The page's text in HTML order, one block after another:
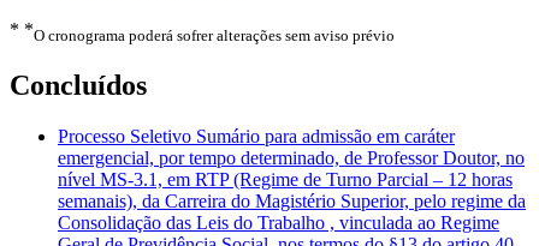
* *O cronograma poderá sofrer alterações sem aviso prévio
Concluídos
Processo Seletivo Sumário para admissão em caráter
emergencial, por tempo determinado, de Professor Doutor, no
nível MS-3.1, em RTP (Regime de Turno Parcial – 12 horas
semanais), da Carreira do Magistério Superior, pelo regime da
Consolidação das Leis do Trabalho , vinculada ao Regime